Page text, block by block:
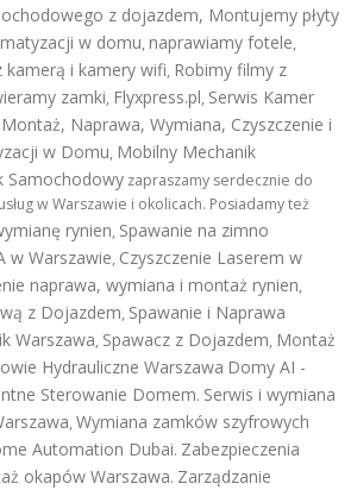
z dojazdem, Montujemy płyty
w domu, naprawiamy fotele,
i kamery wifi, Robimy filmy z
zamki, Flyxpress.pl, Serwis Kamer
Montaż, Naprawa, Wymiana, Czyszczenie i
w Domu, Mobilny Mechanik
Samochodowy zapraszamy serdecznie do
w Warszawie i okolicach. Posiadamy też
rynien, Spawanie na zimno
w Warszawie, Czyszczenie Laserem w
naprawa, wymiana i montaż rynien,
z Dojazdem, Spawanie i Naprawa
Warszawa, Spawacz z Dojazdem, Montaż
Hydrauliczne Warszawa Domy AI -
Sterowanie Domem. Serwis i wymiana
, Wymiana zamków szyfrowych
Automation Dubai. Zabezpieczenia
okapów Warszawa. Zarządzanie